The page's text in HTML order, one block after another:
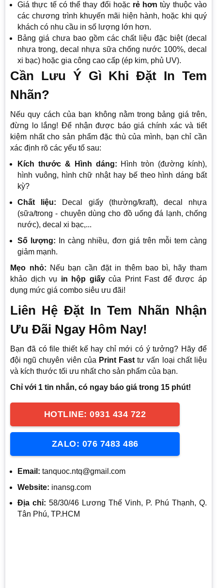
Giá thực tế có thể thay đổi hoặc rẻ hơn tùy thuộc vào
các chương trình khuyến mãi hiện hành, hoặc khi quý
khách có nhu cầu in số lượng lớn hơn.
Bảng giá chưa bao gồm các chất liệu đặc biệt (decal
nhựa trong, decal nhựa sữa chống nước 100%, decal
xi bạc) hoặc gia công cao cấp (ép kim, phủ UV).
Cần Lưu Ý Gì Khi Đặt In Tem
Nhãn?
Nếu quy cách của bạn không nằm trong bảng giá trên,
đừng lo lắng! Để nhận được báo giá chính xác và tiết
kiệm nhất cho sản phẩm đặc thù của mình, bạn chỉ cần
xác định rõ các yếu tố sau:
Kích thước & Hình dáng: Hình tròn (đường kính),
hình vuông, hình chữ nhật hay bế theo hình dáng bất
kỳ?
Chất liệu: Decal giấy (thường/kraft), decal nhựa
(sữa/trong - chuyên dùng cho đồ uống đá lạnh, chống
nước), decal xi bạc,...
Số lượng: In càng nhiều, đơn giá trên mỗi tem càng
giảm mạnh.
Mẹo nhỏ: Nếu bạn cần đặt in thêm bao bì, hãy tham
khảo dịch vụ in hộp giấycủa Print Fast để được áp
dụng mức giá combo siêu ưu đãi!
Liên Hệ Đặt In Tem Nhãn Nhận
Ưu Đãi Ngay Hôm Nay!
Bạn đã có file thiết kế hay chỉ mới có ý tưởng? Hãy để
đội ngũ chuyên viên của Print Fast tư vấn loại chất liệu
và kích thước tối ưu nhất cho sản phẩm của bạn.
Chỉ với 1 tin nhắn, có ngay báo giá trong 15 phút!
HOTLINE: 0931 434 722
ZALO: 076 7483 486
Email: tanquoc.ntq@gmail.com
Website: inansg.com
Địa chỉ: 58/30/46 Lương Thế Vinh, P. Phú Thạnh, Q.
Tân Phú, TP.HCM